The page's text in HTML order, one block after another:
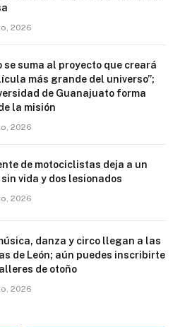
2026
se suma al proyecto que creará
más grande del universo”;
de Guanajuato forma
la misión
2026
de motociclistas deja a un
sin vida y dos lesionados
2026
danza y circo llegan a las
de León; aún puedes inscribirte
de otoño
2026